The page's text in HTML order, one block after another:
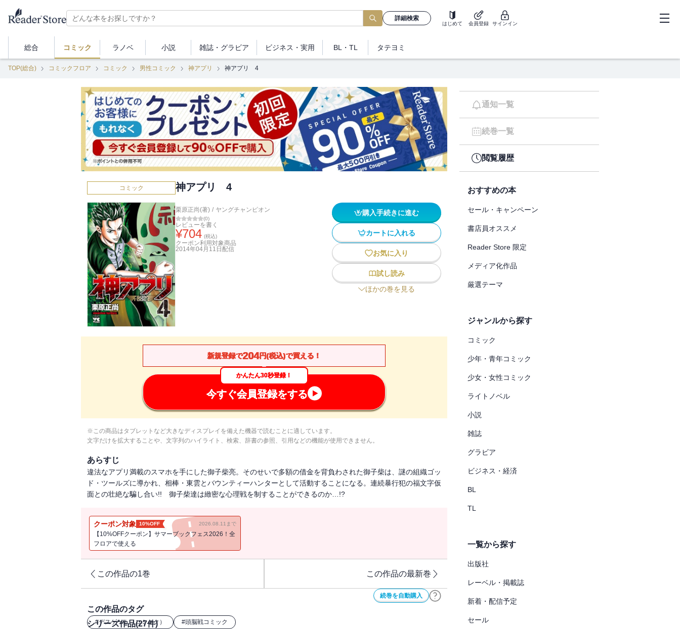
詳細検索
はじめて 会員登録 サインイン
総合 コミック ラノベ 小説 雑誌・ グラビア ビジネス ・実用 BL・TL タテヨミ
TOP(総合) コミックフロア コミック 男性コミック 神アプリ 神アプリ 4
コミック 神アプリ 4
栗原正尚(著) / ヤングチャンピオン
(0)
レビューを書く
¥704 (税込)
クーポン利用対象商品
2014年04月11日 配信
購入手続きに進む
カートに入れる
お気に入り
試し読み
ほかの巻を見る
新規登録で204円(税込)で買える！
かんたん30秒登録！
今すぐ会員登録をする
※この商品はタブレットなど大きなディスプレイを備えた機器で読むことに適しています。
文字だけを拡大することや、文字列のハイライト、検索、辞書の参照、引用などの機能が使用できません。
あらすじ
違法なアプリ満載のスマホを手にした御子柴亮。そのせいで多額の借金を背負わされた御子柴は、謎の組織ゴッ
ド・ツールズに導かれ、相棒・東雲とバウンティーハンターとして活動することになる。連続暴行犯の福文字仮
面との壮絶な騙し合い!! 御子柴達は緻密な心理戦を制することができるのか…!?
クーポン対象 10%OFF 2026.08.11まで
【10%OFFクーポン】サマーブックフェス2026！全
フロアで使える
この作品の1巻 この作品の最新巻
続巻を自動購入
この作品のタグ
#デスゲーム（コミック） #頭脳戦コミック
シリーズ作品(27件)
通知一覧
続巻一覧
閲覧履歴
おすすめの本
セール・キャンペーン
書店員オススメ
Reader Store 限定
メディア化作品
厳選テーマ
ジャンルから探す
コミック
少年・青年コミック
少女・女性コミック
ライトノベル
小説
雑誌
グラビア
ビジネス・経済
BL
TL
一覧から探す
出版社
レーベル・掲載誌
新着・配信予定
セール